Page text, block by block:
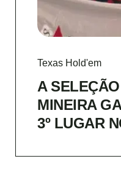
Texas Hold'em
A SELEÇÃO
MINEIRA
3º LUGAR